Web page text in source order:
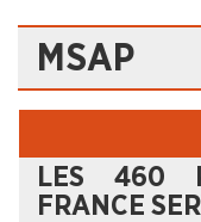
MSAP
LES 460
FRANCE